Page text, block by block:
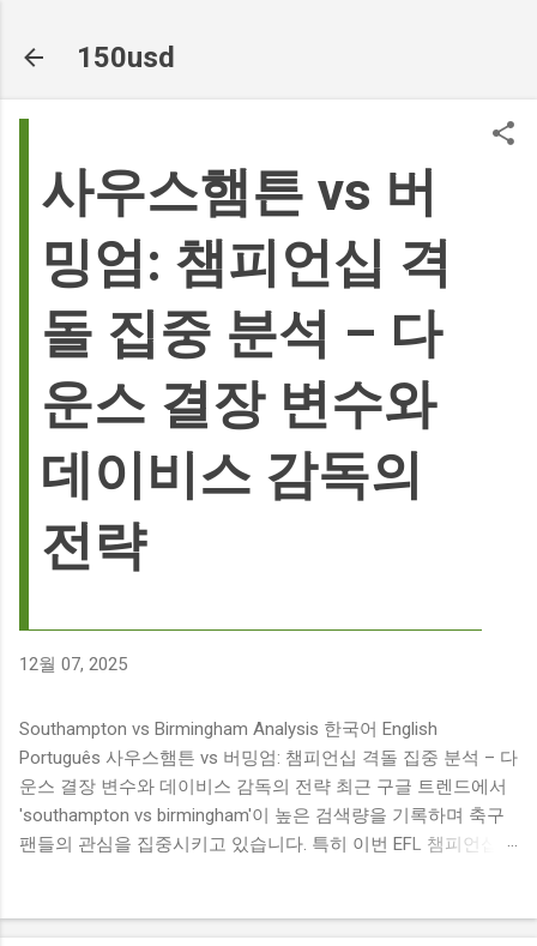
150usd
사우스햄튼 vs 버
밍엄: 챔피언십 격
돌 집중 분석 – 다
운스 결장 변수와
데이비스 감독의
전략
12월 07, 2025
Southampton vs Birmingham Analysis 한국어 English
Português 사우스햄튼 vs 버밍엄: 챔피언십 격돌 집중 분석 – 다
운스 결장 변수와 데이비스 감독의 전략 최근 구글 트렌드에서
'southampton vs birmingham'이 높은 검색량을 기록하며 축구
팬들의 관심을 집중시키고 있습니다. 특히 이번 EFL 챔피언십